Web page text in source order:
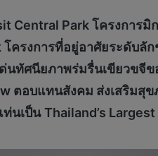
Central Park โครงการ
ครงการที่อยู่อาศัยระดับ
นทัศนียภาพร่มรื่นเขียวขจี
ตอบแทนสังคม ส่งเสริมสุ
ท่นเป็น Thailand’s